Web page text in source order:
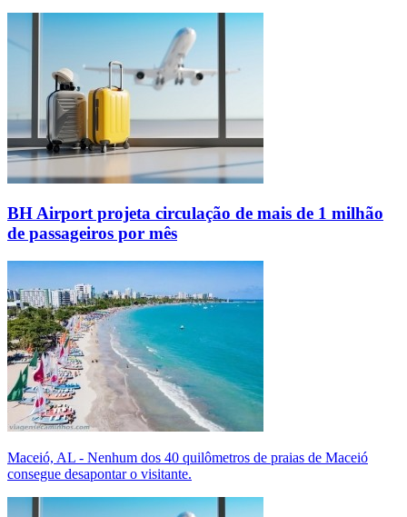
BH Airport projeta circulação de mais de 1 milhão
de passageiros por mês
Maceió, AL - Nenhum dos 40 quilômetros de praias de Maceió
consegue desapontar o visitante.